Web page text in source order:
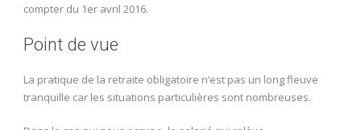
compter du 1er avril 2016.
Point de vue
La pratique de la retraite obligatoire n’est pas un long fleuve
tranquille car les situations particulières sont nombreuses.